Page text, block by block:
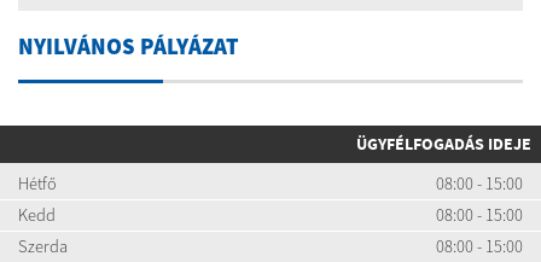
NYILVÁNOS PÁLYÁZAT
ÜGYFÉLFOGADÁS IDEJE
Hétfő
08:00 - 15:00
Kedd
08:00 - 15:00
Szerda
08:00 - 15:00